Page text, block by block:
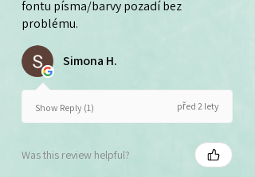
fontu písma/barvy pozadí bez
problému.
Simona H.
Show Reply (1) před 2 lety
Was this review helpful?